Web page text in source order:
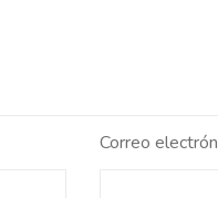
Correo